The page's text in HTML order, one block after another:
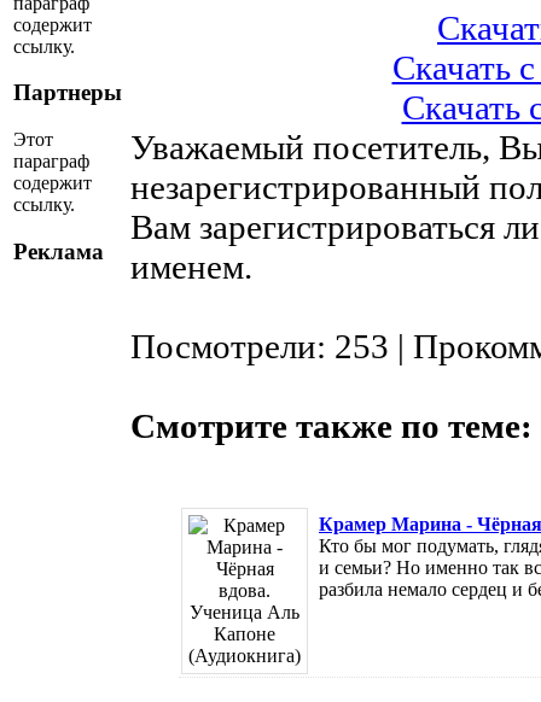
содержит
ссылку.
Партнеры
Этот
параграф
содержит
ссылку.
Реклама
Скачать
Скачать
Уважаемый посетитель,
незарегистрированный
Вам зарегистрироваться
именем.
Посмотрели: 253 |
Смотрите также по теме:
Крамер Марина -
Кто бы мог подумать,
и семьи? Но именно так
разбила немало сердец и